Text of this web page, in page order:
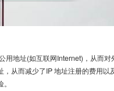
址(如互联网Internet)，从而对
从而减少了IP 地址注册的费用